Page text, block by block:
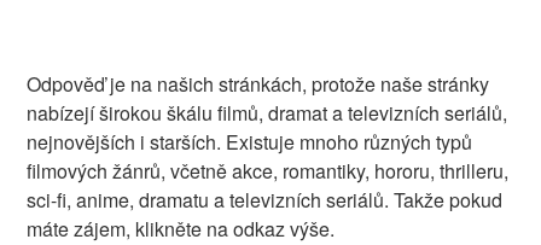
Odpověď je na našich stránkách, protože naše stránky
nabízejí širokou škálu filmů, dramat a televizních seriálů,
nejnovějších i starších. Existuje mnoho různých typů
filmových žánrů, včetně akce, romantiky, hororu, thrilleru,
sci-fi, anime, dramatu a televizních seriálů. Takže pokud
máte zájem, klikněte na odkaz výše.